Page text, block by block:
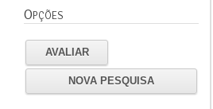
Opções
AVALIAR
NOVA PESQUISA